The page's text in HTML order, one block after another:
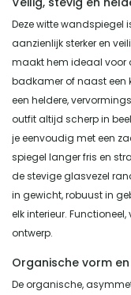
Deze witte wandspiegel
aanzienlijk sterker en
maakt hem ideaal voor
badkamer of naast een
een heldere,
outfit altijd scherp in
je eenvoudig met een
spiegel langer fris en
de stevige glasvezel
in gewicht, robuust in
elk interieur.
ontwerp.
Organische vorm
De organische,